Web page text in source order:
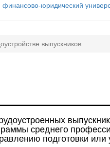
выпускников
среднего
подготовки или